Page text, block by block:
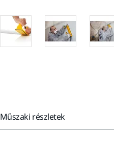
Műszaki részletek